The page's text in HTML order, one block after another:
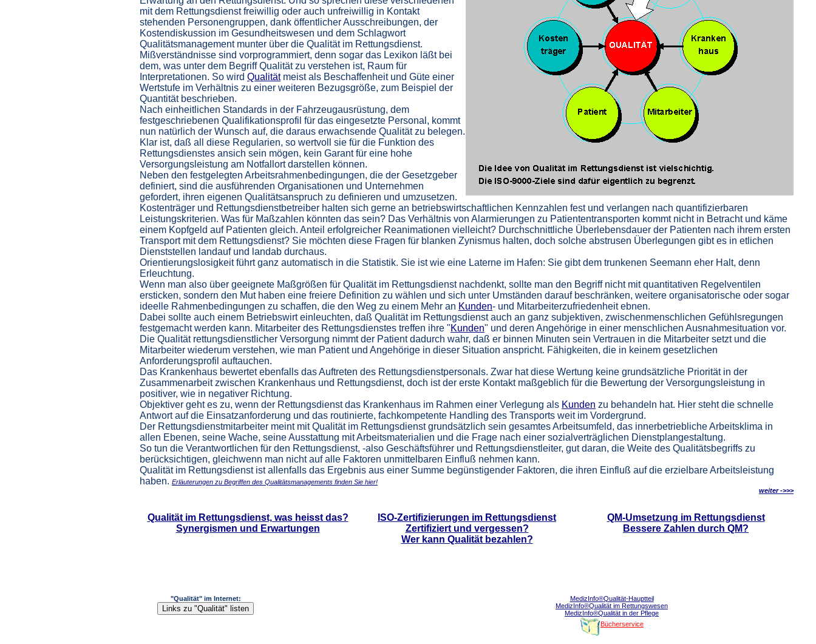
mit dem Rettungsdienst freiwillig oder auch unfreiwillig in Kontakt
stehenden Personengruppen, dank öffentlicher Ausschreibungen, der
Kostendiskussion im Gesundheitswesen und dem Schlagwort
Qualitätsmanagement munter über die Qualität im Rettungsdienst.
Mißverständnisse sind vorprogrammiert, denn sogar das Lexikon läßt bei
dem, was unter dem Begriff Qualität zu verstehen ist, Raum für
Interpretationen. So wird Qualitätmeist als Beschaffenheit und Güte einer
Wertstufe im Verhältnis zu einer weiteren Bezugsgröße, zum Beispiel der
Quantität beschrieben.
Nach einheitlichen Standards in der Fahrzeugausrüstung, dem
festgeschriebenen Qualifikationsprofil für das eingesetzte Personal, kommt
nun natürlich der Wunsch auf, die daraus erwachsende Qualität zu belegen.
Klar ist, daß all diese Regularien, so wertvoll sie für die Funktion des
Rettungsdienstes ansich sein mögen, kein Garant für eine hohe
Versorgungsleistung am Notfallort darstellen können.
Neben den festgelegten Arbeitsrahmenbedingungen, die der Gesetzgeber
definiert, sind die ausführenden Organisationen und Unternehmen
gefordert, ihren eigenen Qualitätsanspruch zu definieren und umzusetzen.
Kostenträger und Rettungsdienstbetreiber halten sich gerne an betriebswirtschaftlichen Kennzahlen fest und verlangen nach quantifizierbaren
Leistungskriterien. Was für Maßzahlen könnten das sein? Das Verhältnis von Alarmierungen zu Patiententransporten kommt nicht in Betracht und käme
einem Kopfgeld auf Patienten gleich. Anteil erfolgreicher Reanimationen vielleicht? Durchschnittliche Überlebensdauer der Patienten nach ihrem ersten
Transport mit dem Rettungsdienst? Sie möchten diese Fragen für blanken Zynismus halten, doch solche abstrusen Überlegungen gibt es in etlichen
Dienststellen landauf und landab durchaus.
Orientierungslosigkeit führt ganz automatisch in die Statistik. Sie ist wie eine Laterne im Hafen: Sie gibt dem trunkenen Seemann eher Halt, denn
Erleuchtung.
Wenn man also über geeignete Maßgrößen für Qualität im Rettungsdienst nachdenkt, sollte man den Begriff nicht mit quantitativen Regelventilen
ersticken, sondern den Mut haben eine freiere Definition zu wählen und sich unter Umständen darauf beschränken, weitere organisatorische oder sogar
ideelle Rahmenbedingungen zu schaffen, die den Weg zu einem Mehr an Kunden- und Mitarbeiterzufriedenheit ebnen.
Dabei sollte auch einem Betriebswirt einleuchten, daß Qualität im Rettungsdienst auch an ganz subjektiven, zwischenmenschlichen Gefühlsregungen
festgemacht werden kann. Mitarbeiter des Rettungsdienstes treffen ihre "Kunden" und deren Angehörige in einer menschlichen Ausnahmesituation vor.
Die Qualität rettungsdienstlicher Versorgung nimmt der Patient dadurch wahr, daß er binnen Minuten sein Vertrauen in die Mitarbeiter setzt und die
Mitarbeiter wiederum verstehen, wie man Patient und Angehörige in dieser Situation anspricht. Fähigkeiten, die in keinem gesetzlichen
Anforderungsprofil auftauchen.
Das Krankenhaus bewertet ebenfalls das Auftreten des Rettungsdienstpersonals. Zwar hat diese Wertung keine grundsätzliche Priorität in der
Zusammenarbeit zwischen Krankenhaus und Rettungsdienst, doch ist der erste Kontakt maßgeblich für die Bewertung der Versorgungsleistung in
positiver, wie in negativer Richtung.
Objektiver geht es zu, wenn der Rettungsdienst das Krankenhaus im Rahmen einer Verlegung als Kunden zu behandeln hat. Hier steht die schnelle
Antwort auf die Einsatzanforderung und das routinierte, fachkompetente Handling des Transports weit im Vordergrund.
Der Rettungsdienstmitarbeiter meint mit Qualität im Rettungsdienst grundsätzlich sein gesamtes Arbeitsumfeld, das innerbetriebliche Arbeitsklima in
allen Ebenen, seine Wache, seine Ausstattung mit Arbeitsmaterialien und die Frage nach einer sozialverträglichen Dienstplangestaltung.
So tun die Verantwortlichen für den Rettungsdienst, -also Geschäftsführer und Rettungsdienstleiter, gut daran, die Weite des Qualitätsbegriffs zu
berücksichtigen, gleichwenn man nicht auf alle Faktoren unmittelbaren Einfluß nehmen kann.
Qualität im Rettungsdienst ist allenfalls das Ergebnis aus einer Summe begünstigender Faktoren, die ihren Einfluß auf die erzielbare Arbeitsleistung
haben. Erläuterungen zu Begriffen des Qualitätsmanagements finden Sie hier!
weiter ->>>
Qualität im Rettungsdienst, was heisst das?
ISO-Zertifizierungen im Rettungsdienst
QM-Umsetzung im Rettungsdienst
Synergismen und Erwartungen
Zertifiziert und vergessen?
Bessere Zahlen durch QM?
Wer kann Qualität bezahlen?
"Qualität" im Internet: MedizInfo®Qualität-Hauptteil
MedizInfo®Qualität im Rettungswesen
MedizInfo®Qualität in der Pflege
Bücherservice